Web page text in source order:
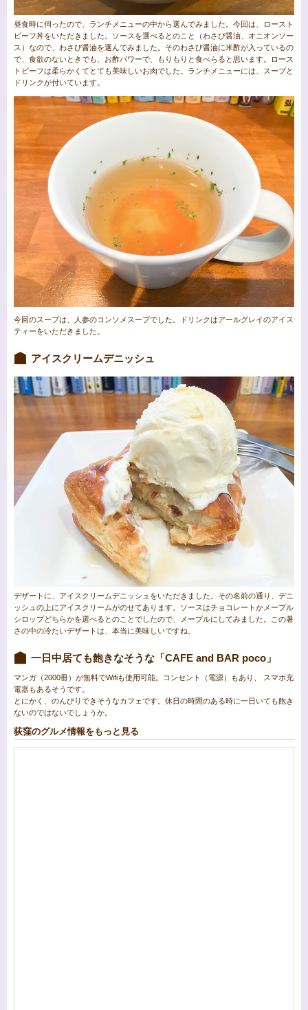
昼食時に伺ったので、ランチメニューの中から選んでみました。今回は、ロースト
ビーフ丼をいただきました。ソースを選べるとのこと（わさび醤油、オニオンソー
ス）なので、わさび醤油を選んでみました。そのわさび醤油に米酢が入っているの
で、食欲のないときでも、お酢パワーで、もりもりと食べらると思います。ロース
トビーフは柔らかくてとても美味しいお肉でした。ランチメニューには、スープと
ドリンクが付いています。
今回のスープは、人参のコンソメスープでした。ドリンクはアールグレイのアイス
ティーをいただきました。
アイスクリームデニッシュ
デザートに、アイスクリームデニッシュをいただきました。その名前の通り、デニ
ッシュの上にアイスクリームがのせてあります。ソースはチョコレートかメープル
シロップどちらかを選べるとのことでしたので、メープルにしてみました。この暑
さの中の冷たいデザートは、本当に美味しいですね。
一日中居ても飽きなそうな「CAFE and BAR poco」
マンガ（2000冊）が無料でWifiも使用可能。コンセント（電源）もあり、 スマホ充
電器もあるそうです。
とにかく、のんびりできそうなカフェです。休日の時間のある時に一日いても飽き
ないのではないでしょうか。
荻窪のグルメ情報をもっと見る